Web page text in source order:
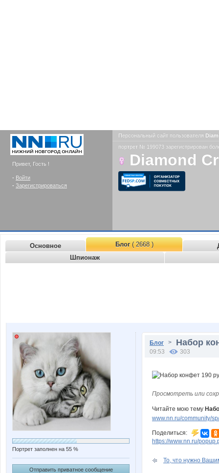
Привет, Гость !
- Войти
- Зарегистрироваться
Персональный сайт пользователя
портрет № 199073 зарегистрирован
Diamond
Основное Блог( 2668 )
Шпионаж
Портрет заполнен на 55 %
Отправить приватное сообщение
Блог > Набор
09:53 303
Просмотреть или
Читайте мою тему
www.nn.ru/community/
Поделиться:
https://www.nn.ru/
То, что нужно